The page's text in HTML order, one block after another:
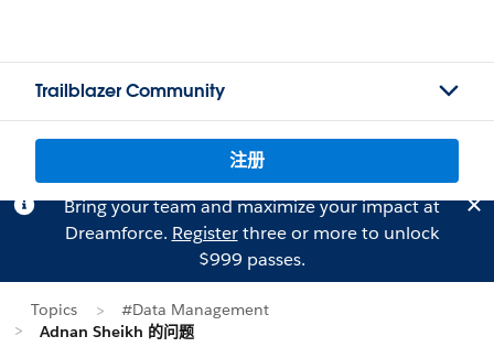
Trailblazer Community
注册
Bring your team and maximize your impact at
Dreamforce. Registerthree or more to unlock
$999 passes.
Topics
#Data Management
Adnan Sheikh 的问题